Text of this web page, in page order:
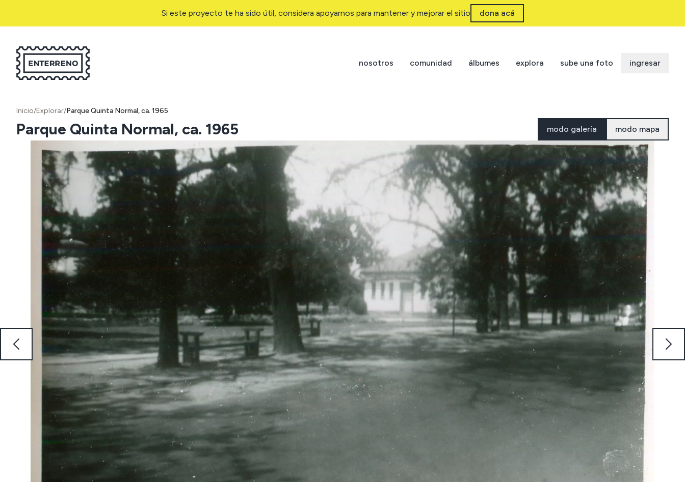
Si este proyecto te ha sido útil, considera apoyarnos para mantener y mejorar el sitio dona acá
nosotros comunidad álbumes explora sube una foto ingresar
Inicio/Explorar/Parque Quinta Normal, ca. 1965
Parque Quinta Normal, ca. 1965 modo galería modo mapa